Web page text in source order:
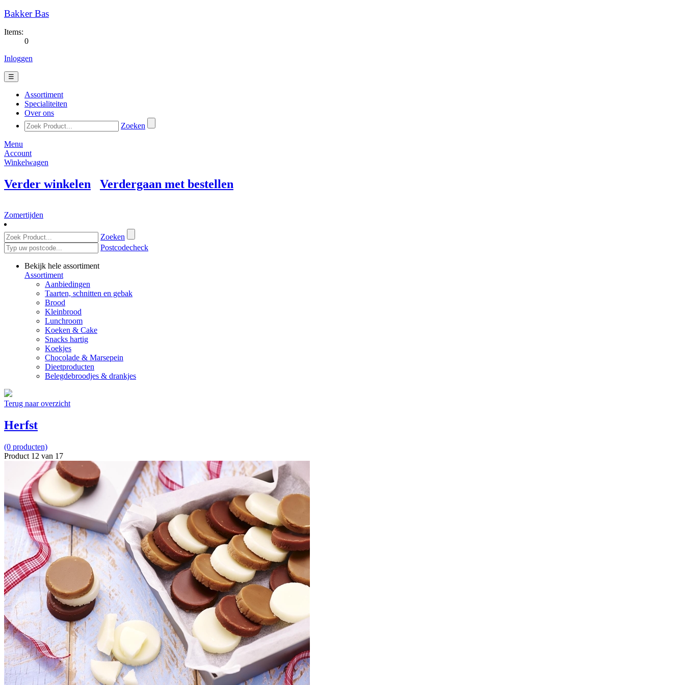
Bakker Bas
Items:
0
Inloggen
☰
Assortiment
Specialiteiten
Over ons
Zoeken
Menu
Account
Winkelwagen
Verder winkelen Verdergaan met bestellen
Zomertijden
Zoeken
Postcodecheck
Bekijk hele assortiment
Assortiment
Aanbiedingen
Taarten, schnitten en gebak
Brood
Kleinbrood
Lunchroom
Koeken & Cake
Snacks hartig
Koekjes
Chocolade & Marsepein
Dieetproducten
Belegdebroodjes & drankjes
Terug naar overzicht
Herfst
(0 producten)
Product 12 van 17